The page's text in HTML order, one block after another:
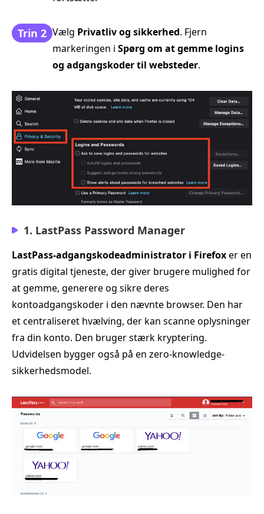
Trin 2 Vælg Privatliv og sikkerhed. Fjern
markeringen i Spørg om at gemme logins
og adgangskoder til websteder.
1. LastPass Password Manager
LastPass-adgangskodeadministrator i Firefoxer en
gratis digital tjeneste, der giver brugere mulighed for
at gemme, generere og sikre deres
kontoadgangskoder i den nævnte browser. Den har
et centraliseret hvælving, der kan scanne oplysninger
fra din konto. Den bruger stærk kryptering.
Udvidelsen bygger også på en zero‑knowledge-
sikkerhedsmodel.